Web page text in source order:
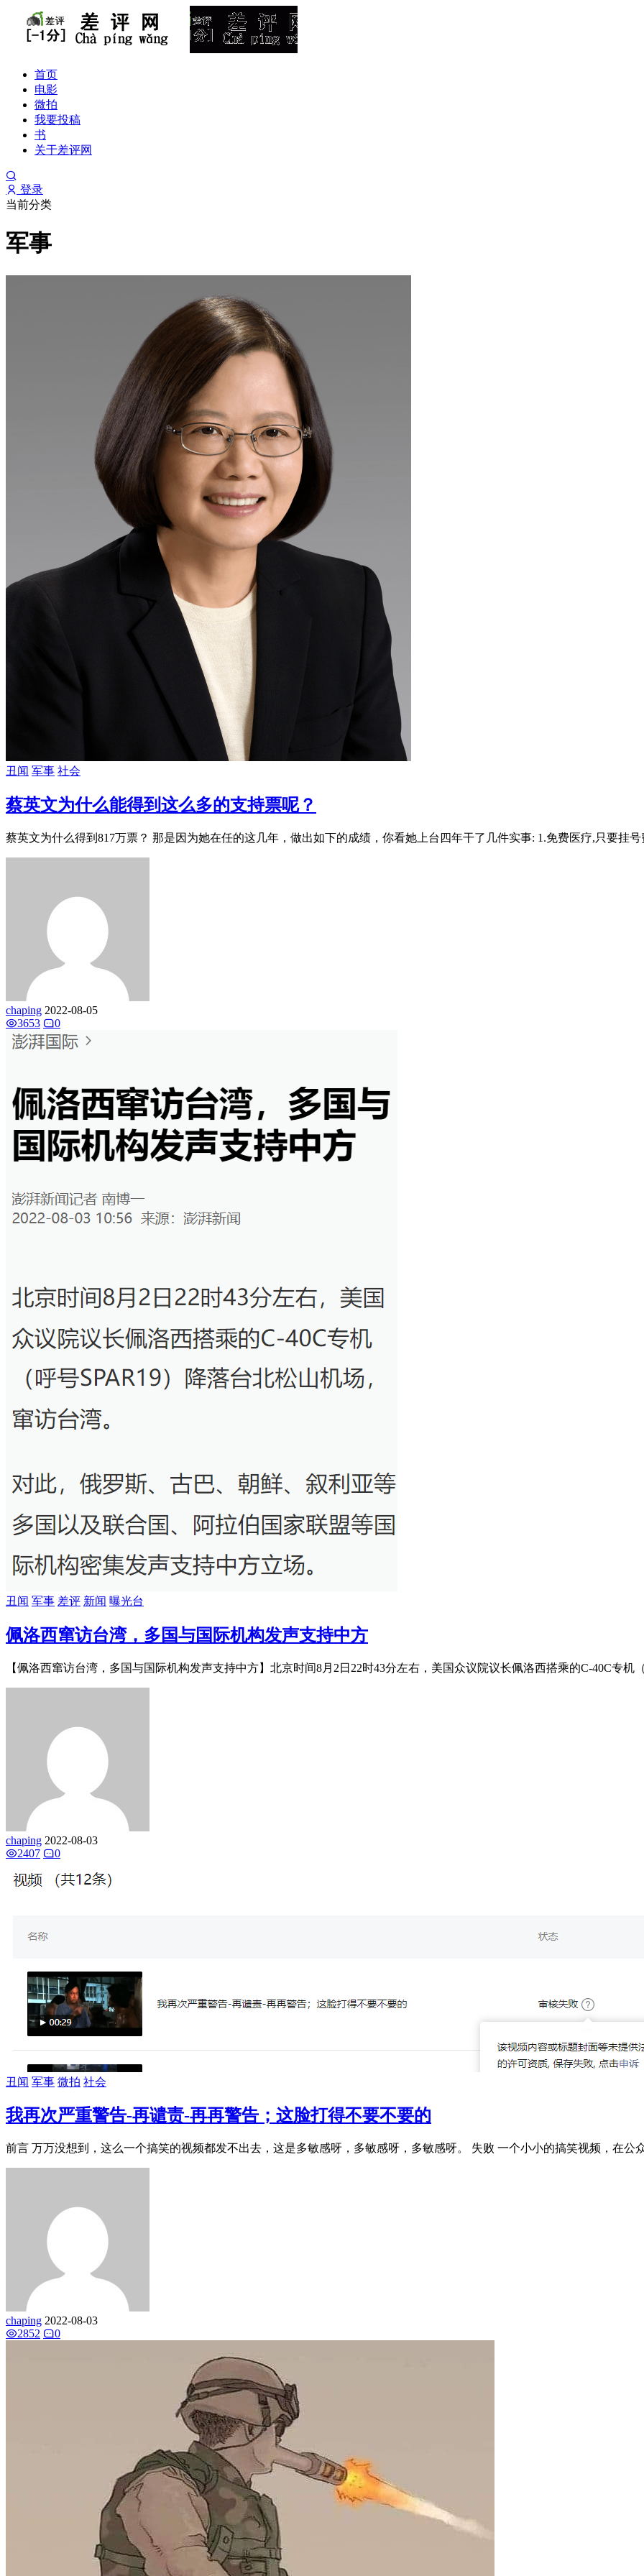
首页
电影
微拍
我要投稿
书
关于差评网
登录
当前分类
军事
丑闻 军事 社会
蔡英文为什么能得到这么多的支持票呢？
蔡英文为什么得到817万票？ 那是因为她在任的这几年，做出如下的成绩，你看她上台四年干了几件实事: 1.免费医疗,只要挂号
chaping 2022-08-05
3653
0
丑闻 军事 差评 新闻 曝光台
佩洛西窜访台湾，多国与国际机构发声支持中方
【佩洛西窜访台湾，多国与国际机构发声支持中方】北京时间8月2日22时43分左右，美国众议院议长佩洛西搭乘的C-40C专机
chaping 2022-08-03
2407
0
丑闻 军事 微拍 社会
我再次严重警告-再谴责-再再警告；这脸打得不要不要的
前言 万万没想到，这么一个搞笑的视频都发不出去，这是多敏感呀，多敏感呀，多敏感呀。 失败 一个小小的搞笑视频，在公
chaping 2022-08-03
2852
0